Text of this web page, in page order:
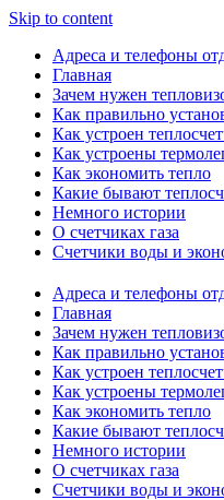
Skip to content
Адреса и телефоны
Главная
Зачем нужен
Как правильно
Как устроен
Как устроены
Как экономить тепло
Какие бывают
Немного истории
О счетчиках газа
Счетчики воды и
Адреса и телефоны
Главная
Зачем нужен
Как правильно
Как устроен
Как устроены
Как экономить тепло
Какие бывают
Немного истории
О счетчиках газа
Счетчики воды и